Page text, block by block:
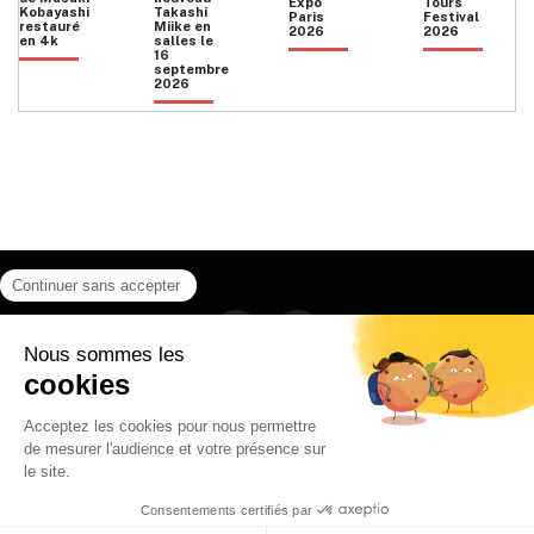
Kobayashi
restauré
en 4k
Takashi
Miike en
salles le
16
septembre
2026
Paris
2026
Festival
2026
Instagram
CONTACT
POLITIQUE DE CONFIDENTIALITÉ
© 2026 Ilyfunet communication